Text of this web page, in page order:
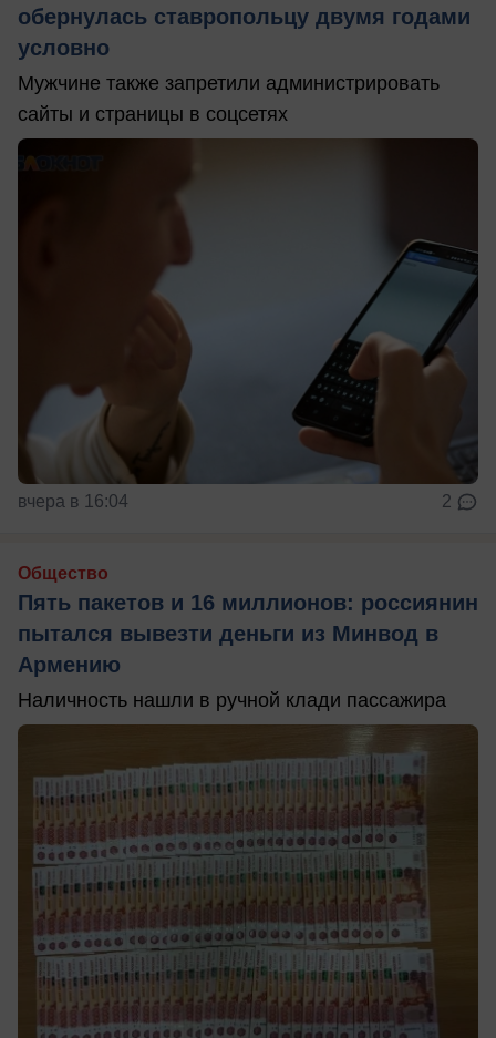
обернулась ставропольцу двумя годами
условно
Мужчине также запретили администрировать
сайты и страницы в соцсетях
вчера в 16:04 2
Общество
Пять пакетов и 16 миллионов: россиянин
пытался вывезти деньги из Минвод в
Армению
Наличность нашли в ручной клади пассажира